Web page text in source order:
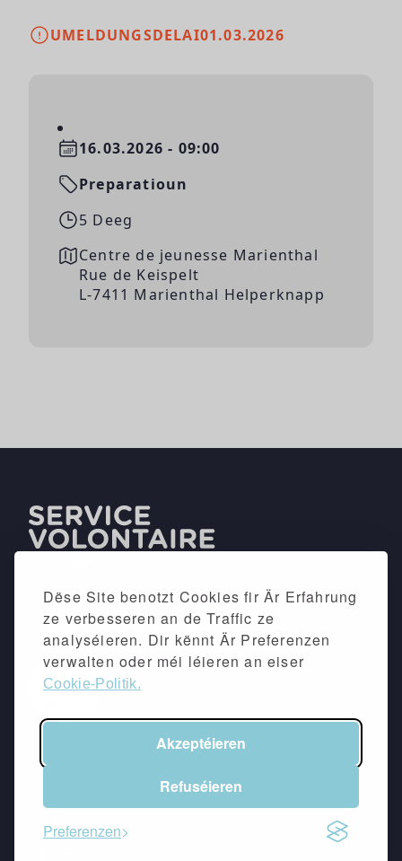
Dëse Site benotzt Cookies fir Är Erfahrung
ze verbesseren an de Traffic ze
analyséieren. Dir kënnt Är Preferenzen
verwalten oder méi léieren an eiser
Cookie-Politik.
Akzeptéieren
Refuséieren
Preferenzen
UMELDUNGSDELAI01.03.2026
16.03.2026 - 09:00
Preparatioun
5 Deeg
Centre de jeunesse Marienthal
Rue de Keispelt
L-7411 Marienthal Helperknapp
©2026 -
Follow eis